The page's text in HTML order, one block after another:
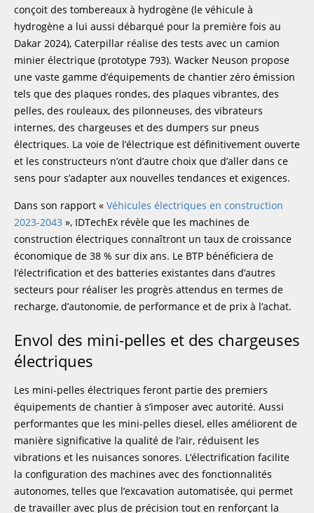
conçoit des tombereaux à hydrogène (le véhicule à
hydrogène a lui aussi débarqué pour la première fois au
Dakar 2024), Caterpillar réalise des tests avec un camion
minier électrique (prototype 793). Wacker Neuson propose
une vaste gamme d’équipements de chantier zéro émission
tels que des plaques rondes, des plaques vibrantes, des
pelles, des rouleaux, des pilonneuses, des vibrateurs
internes, des chargeuses et des dumpers sur pneus
électriques. La voie de l’électrique est définitivement ouverte
et les constructeurs n’ont d’autre choix que d’aller dans ce
sens pour s’adapter aux nouvelles tendances et exigences.
Dans son rapport « Véhicules électriques en construction
2023-2043 », IDTechEx révèle que les machines de
construction électriques connaîtront un taux de croissance
économique de 38 % sur dix ans. Le BTP bénéficiera de
l’électrification et des batteries existantes dans d’autres
secteurs pour réaliser les progrès attendus en termes de
recharge, d’autonomie, de performance et de prix à l’achat.
Envol des mini-pelles et des chargeuses
électriques
Les mini-pelles électriques feront partie des premiers
équipements de chantier à s’imposer avec autorité. Aussi
performantes que les mini-pelles diesel, elles améliorent de
manière significative la qualité de l’air, réduisent les
vibrations et les nuisances sonores. L’électrification facilite
la configuration des machines avec des fonctionnalités
autonomes, telles que l’excavation automatisée, qui permet
de travailler avec plus de précision tout en renforçant la